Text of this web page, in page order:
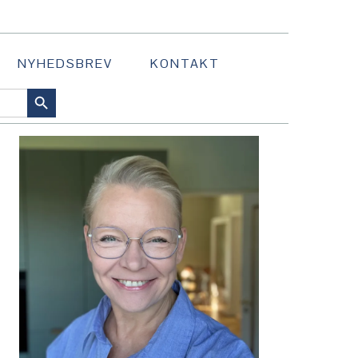
NYHEDSBREV
KONTAKT
SEARCH BUTTON
PRIMÆR
SIDEBAR